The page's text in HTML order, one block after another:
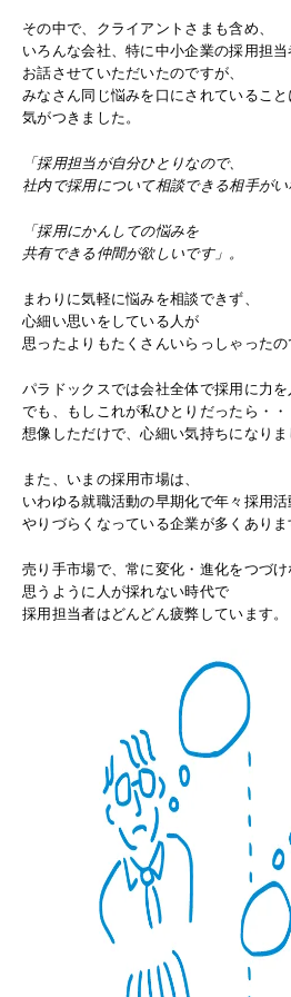
その中で、クライアントさまも含め、
いろんな会社、特に中小企業の採用担当
お話させていただいたのですが、
みなさん同じ悩みを口にされていること
気がつきました。
「採用担当が自分ひとりなので、
社内で採用について相談できる相手がい
「採用にかんしての悩みを
共有できる仲間が欲しいです」。
まわりに気軽に悩みを相談できず、
心細い思いをしている人が
思ったよりもたくさんいらっしゃったの
パラドックスでは会社全体で採用に力を
でも、もしこれが私ひとりだったら・・
想像しただけで、心細い気持ちになりま
また、いまの採用市場は、
いわゆる就職活動の早期化で年々採用
やりづらくなっている企業が多くありま
売り手市場で、常に変化・進化をつづけ
思うように人が採れない時代で
採用担当者はどんどん疲弊しています。